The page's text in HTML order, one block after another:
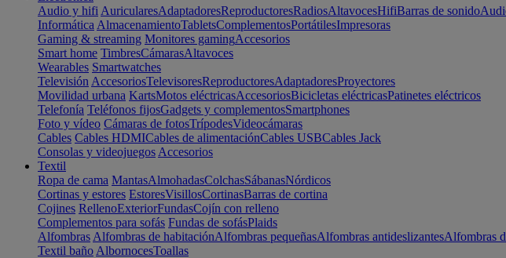
Audio y hifi AuricularesAdaptadoresReproductoresRadiosAltavocesHifiBarras de sonido
Informática AlmacenamientoTabletsComplementosPortátilesImpresoras
Gaming & streaming Monitores gamingAccesorios
Smart home TimbresCámarasAltavoces
Wearables Smartwatches
Televisión AccesoriosTelevisoresReproductoresAdaptadoresProyectores
Movilidad urbana KartsMotos eléctricasAccesoriosBicicletas eléctricasPatinetes eléctricos
Telefonía Teléfonos fijosGadgets y complementosSmartphones
Foto y vídeo Cámaras de fotosTrípodesVideocámaras
Cables Cables HDMICables de alimentaciónCables USBCables Jack
Consolas y videojuegos Accesorios
Textil
Ropa de cama MantasAlmohadasColchasSábanasNórdicos
Cortinas y estores EstoresVisillosCortinasBarras de cortina
Cojines RellenoExteriorFundasCojín con relleno
Complementos para sofás Fundas de sofásPlaids
Alfombras Alfombras de habitaciónAlfombras pequeñasAlfombras antideslizantesAlfombras
Textil baño AlbornocesToallas